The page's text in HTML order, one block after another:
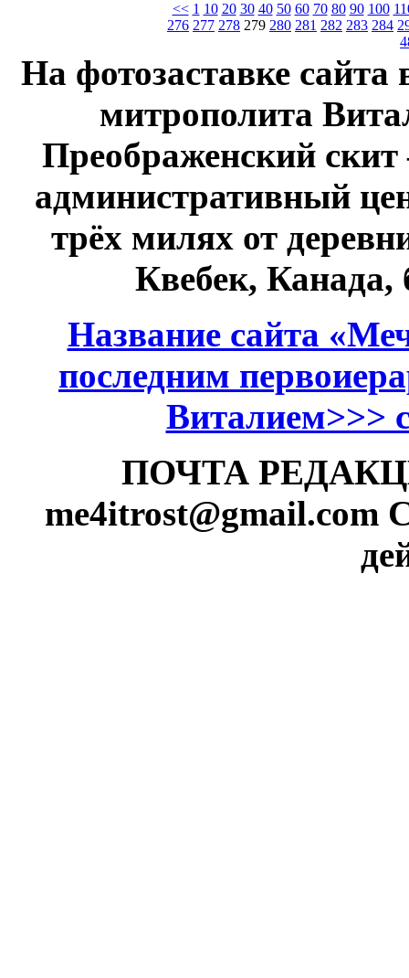
<< 1 10 20 30 40 50 60 70 80 90 100
276 277 278 279 280 281 282 283 284
На фотозаставке сайта
митрополита
Преображенский
административный
трёх милях от
Квебек,
Название сайта
последним
Виталием>>>
ПОЧТА
me4itrost@gmail.com